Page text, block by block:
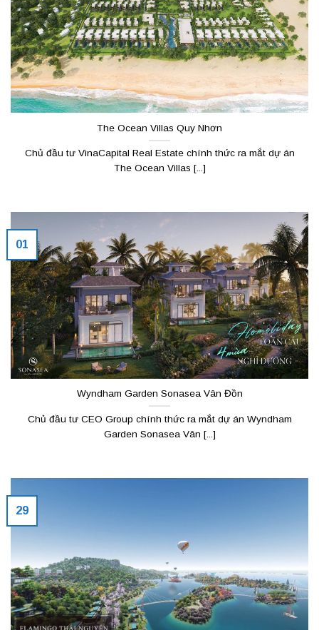
The Ocean Villas Quy Nhơn
Chủ đầu tư VinaCapital Real Estate chính thức ra mắt dự án
The Ocean Villas [...]
Wyndham Garden Sonasea Vân Đồn
Chủ đầu tư CEO Group chính thức ra mắt dự án Wyndham
Garden Sonasea Vân [...]
01
29